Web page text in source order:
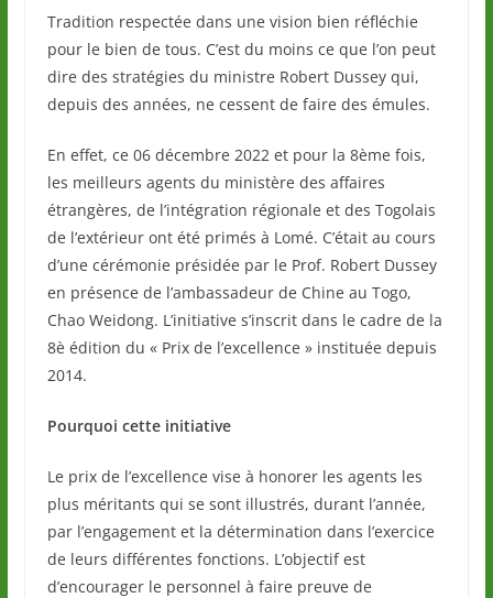
Tradition respectée dans une vision bien réfléchie
pour le bien de tous. C’est du moins ce que l’on peut
dire des stratégies du ministre Robert Dussey qui,
depuis des années, ne cessent de faire des émules.
En effet, ce 06 décembre 2022 et pour la 8ème fois,
les meilleurs agents du ministère des affaires
étrangères, de l’intégration régionale et des Togolais
de l’extérieur ont été primés à Lomé. C’était au cours
d’une cérémonie présidée par le Prof. Robert Dussey
en présence de l’ambassadeur de Chine au Togo,
Chao Weidong. L’initiative s’inscrit dans le cadre de la
8è édition du « Prix de l’excellence » instituée depuis
2014.
Pourquoi cette initiative
Le prix de l’excellence vise à honorer les agents les
plus méritants qui se sont illustrés, durant l’année,
par l’engagement et la détermination dans l’exercice
de leurs différentes fonctions. L’objectif est
d’encourager le personnel à faire preuve de